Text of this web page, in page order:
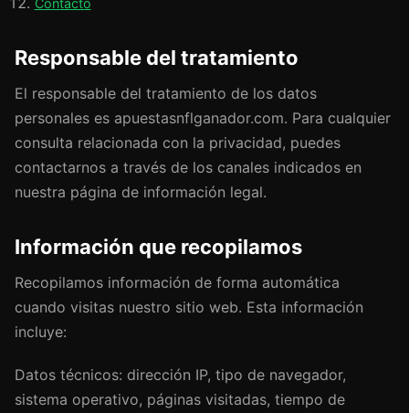
Contacto
Responsable del tratamiento
El responsable del tratamiento de los datos
personales es apuestasnflganador.com. Para cualquier
consulta relacionada con la privacidad, puedes
contactarnos a través de los canales indicados en
nuestra página de información legal.
Información que recopilamos
Recopilamos información de forma automática
cuando visitas nuestro sitio web. Esta información
incluye:
Datos técnicos: dirección IP, tipo de navegador,
sistema operativo, páginas visitadas, tiempo de